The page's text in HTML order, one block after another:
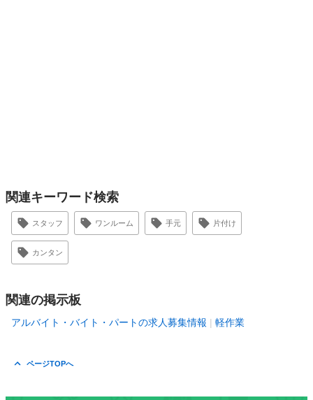
関連キーワード検索
スタッフ ワンルーム 手元 片付け
カンタン
関連の掲示板
アルバイト・バイト・パートの求人募集情報 軽作業
ページTOPへ